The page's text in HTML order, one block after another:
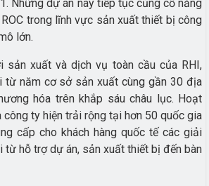
Những dự án này tiếp tục củng cố năng
trong lĩnh vực sản xuất thiết bị công
lớn.
sản xuất và dịch vụ toàn cầu của RHI,
từ năm cơ sở sản xuất cùng gần 30 địa
hóa trên khắp sáu châu lục. Hoạt
công ty hiện trải rộng tại hơn 50 quốc gia
cấp cho khách hàng quốc tế các giải
từ hỗ trợ dự án, sản xuất thiết bị đến bàn